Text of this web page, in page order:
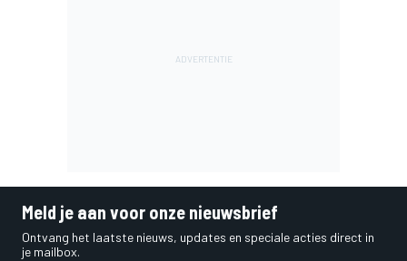
Meld je aan voor onze nieuwsbrief
Ontvang het laatste nieuws, updates en speciale acties direct in
je mailbox.